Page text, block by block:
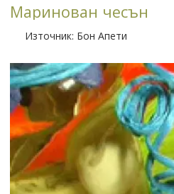
Маринован чесън
Източник: Бон Апети